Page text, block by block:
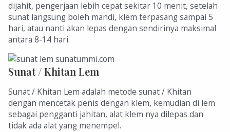
dijahit, pengerjaan lebih cepat sekitar 10 menit, setelah
sunat langsung boleh mandi, klem terpasang sampai 5
hari, atau nanti akan lepas dengan sendirinya maksimal
antara 8-14 hari.
Sunat / Khitan Lem
Sunat / Khitan Lem adalah metode sunat / Khitan
dengan mencetak penis dengan klem, kemudian di lem
sebagai pengganti jahitan, alat klem nya dilepas dan
tidak ada alat yang menempel.